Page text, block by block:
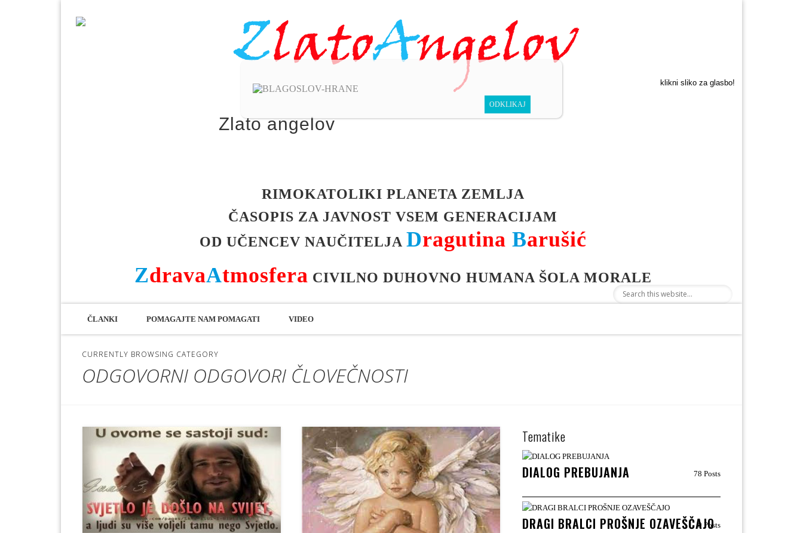
klikni sliko za glasbo!
Zlato angelov
RIMOKATOLIKI PLANETA ZEMLJA
ČASOPIS ZA JAVNOST VSEM GENERACIJAM
OD UČENCEV NAUČITELJA Dragutina Barušić
ZdravaAtmosfera CIVILNO DUHOVNO HUMANA ŠOLA MORALE
ČLANKI POMAGAJTE NAM POMAGATI VIDEO
CURRENTLY BROWSING CATEGORY
ODGOVORNI ODGOVORI ČLOVEČNOSTI
Tematike
DIALOG PREBUJANJA
78 Posts
DRAGI BRALCI PROŠNJE OZAVEŠČAJO
9 Posts